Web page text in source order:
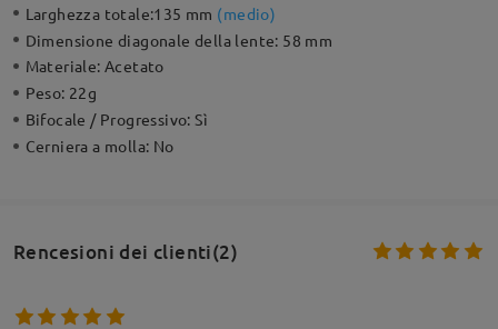
Larghezza totale:135 mm (medio)
Dimensione diagonale della lente: 58 mm
Materiale:Acetato
Peso: 22g
Bifocale / Progressivo:Sì
Cerniera a molla: No
Rencesioni dei clienti(2)